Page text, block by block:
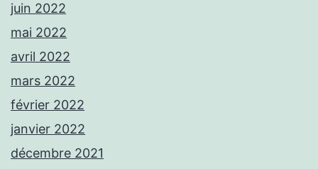
juin 2022
mai 2022
avril 2022
mars 2022
février 2022
janvier 2022
décembre 2021